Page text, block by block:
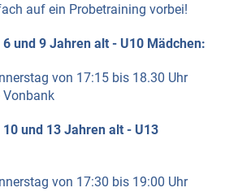
auf ein Probetraining vorbei!
und 9 Jahren alt - U10 Mädchen:
von 17:15 bis 18.30 Uhr
Vonbank
und 13 Jahren alt - U13
von 17:30 bis 19:00 Uhr